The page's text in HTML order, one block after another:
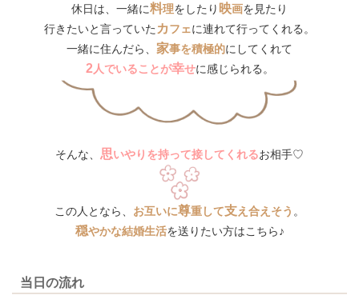
休日は、一緒に料理をしたり 映画を見たり
行きたいと言っていた カフェに連れて行ってくれる。
一緒に住んだら、 家事を積極的にしてくれて
2 人でいることが幸せに感じられる。
そんな、 思いやりを持って接してくれるお相手♡
この人となら、 お互いに尊重して支え合えそう 。
穏やかな結婚生活を送りたい方はこちら♪
当日の流れ